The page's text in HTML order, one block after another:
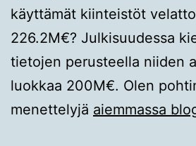
käyttämät kiinteistöt
226.2M€? Julkisuudessa
tietojen perusteella niiden
luokkaa 200M€. Olen
menettelyjä aiemmassa